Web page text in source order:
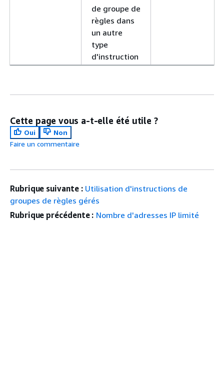
de groupe de
règles dans
un autre
type
d'instruction
Cette page vous a-t-elle été utile ?
Oui
Non
Faire un commentaire
Rubrique suivante : Utilisation d'instructions de
groupes de règles gérés
Rubrique précédente : Nombre d'adresses IP limité